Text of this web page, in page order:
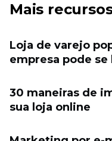
Mais
Loja de varejo
empresa pode se
30 maneiras de
sua loja online